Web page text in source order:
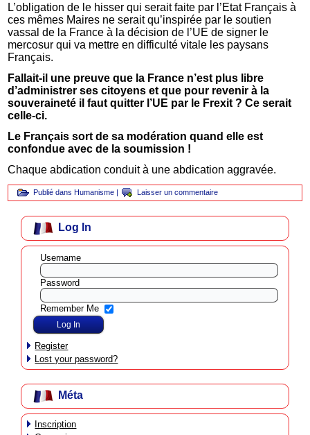
L’obligation de le hisser qui serait faite par l’Etat Français à
ces mêmes Maires ne serait qu’inspirée par le soutien
vassal de la France à la décision de l’UE de signer le
mercosur qui va mettre en difficulté vitale les paysans
Français.
Fallait-il une preuve que la France n’est plus libre
d’administrer ses citoyens et que pour revenir à la
souveraineté il faut quitter l’UE par le Frexit ? Ce serait
celle-ci.
Le Français sort de sa modération quand elle est
confondue avec de la soumission !
Chaque abdication conduit à une abdication aggravée.
Publié dans Humanisme | Laisser un commentaire
Log In
Username
Password
Remember Me
Register
Lost your password?
Méta
Inscription